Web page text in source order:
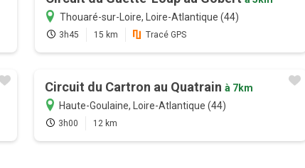
Thouaré-sur-Loire, Loire-Atlantique (44)
3h45 15 km Tracé GPS
Circuit du Cartron au Quatrainà 7km
Haute-Goulaine, Loire-Atlantique (44)
3h00 12 km